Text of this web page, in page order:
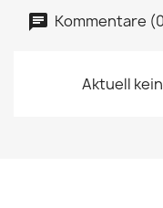
Kommentare
Aktuell